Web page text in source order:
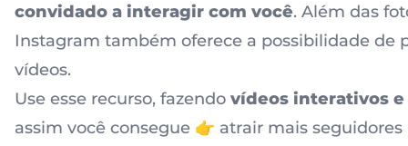
convidado a interagir com você. Além das
Instagram também oferece a possibilidade de
vídeos.
Use esse recurso, fazendo vídeos interativos
assim você consegue 👉 atrair mais seguidores